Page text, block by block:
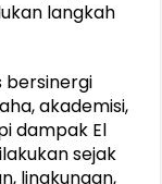
langkah
bersinergi
akademisi,
dampak El
sejak
lingkungan,